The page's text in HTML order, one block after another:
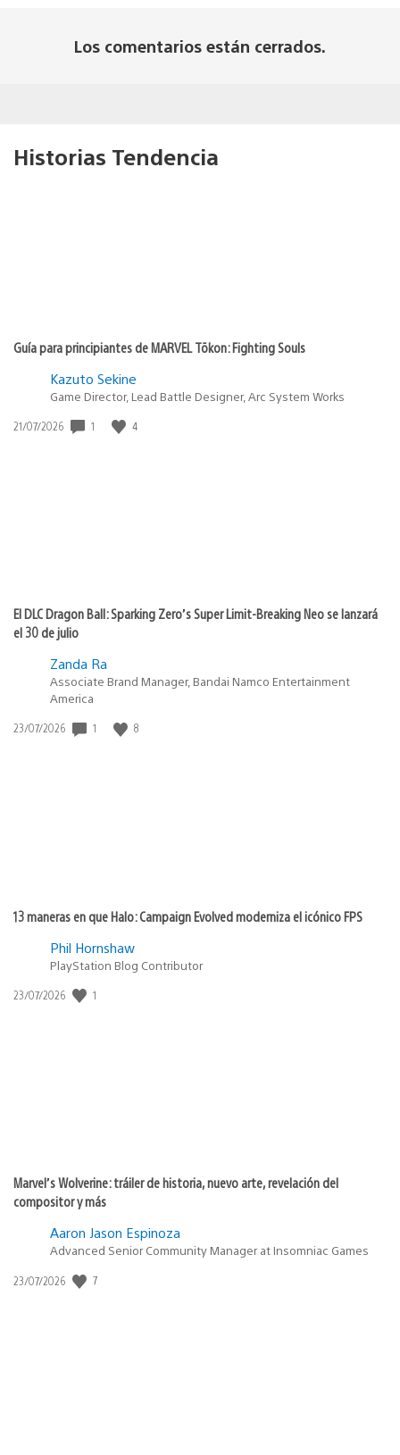
Los comentarios están cerrados.
Historias Tendencia
Guía para principiantes de MARVEL Tōkon: Fighting Souls
Kazuto Sekine
Game Director, Lead Battle Designer, Arc System Works
Fecha
21/07/2026 1 4
El DLC Dragon Ball: Sparking Zero’s Super Limit-Breaking Neo se lanzará
el 30 de julio
Zanda Ra
Associate Brand Manager, Bandai Namco Entertainment
America
Fecha
23/07/2026 1 8
13 maneras en que Halo: Campaign Evolved moderniza el icónico FPS
Phil Hornshaw
PlayStation Blog Contributor
Fecha
23/07/2026 1
Marvel’s Wolverine: tráiler de historia, nuevo arte, revelación del
compositor y más
Aaron Jason Espinoza
Advanced Senior Community Manager at Insomniac Games
Fecha
23/07/2026 7